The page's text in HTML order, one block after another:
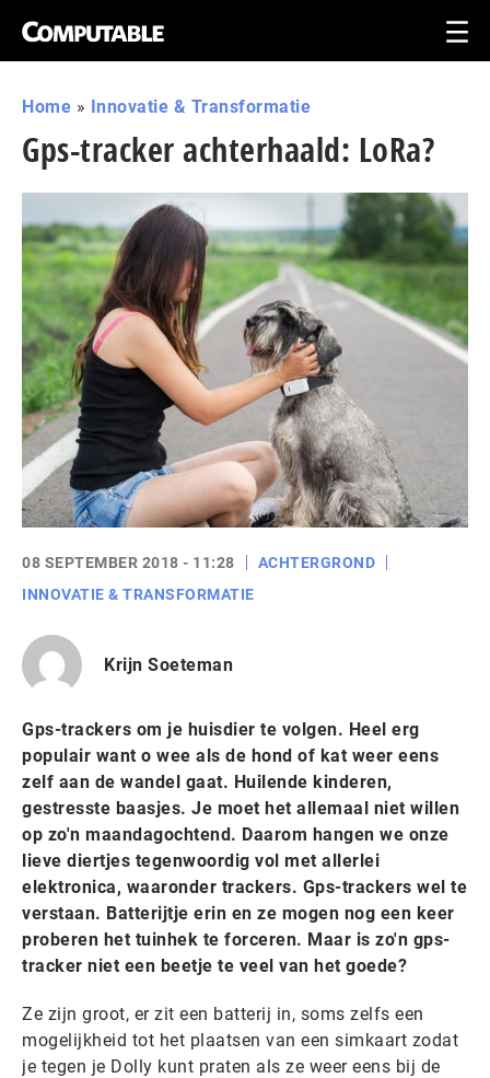
Home » Innovatie & Transformatie
Gps-tracker achterhaald: LoRa?
08 SEPTEMBER 2018 - 11:28
ACHTERGROND
INNOVATIE & TRANSFORMATIE
Krijn Soeteman
Gps-trackers om je huisdier te volgen. Heel erg
populair want o wee als de hond of kat weer eens
zelf aan de wandel gaat. Huilende kinderen,
gestresste baasjes. Je moet het allemaal niet willen
op zo'n maandagochtend. Daarom hangen we onze
lieve diertjes tegenwoordig vol met allerlei
elektronica, waaronder trackers. Gps-trackers wel te
verstaan. Batterijtje erin en ze mogen nog een keer
proberen het tuinhek te forceren. Maar is zo'n gps-
tracker niet een beetje te veel van het goede?
Ze zijn groot, er zit een batterij in, soms zelfs een
mogelijkheid tot het plaatsen van een simkaart zodat
je tegen je Dolly kunt praten als ze weer eens bij de